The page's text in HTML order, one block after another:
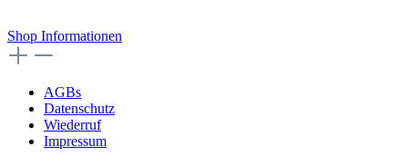
Shop Informationen
AGBs
Datenschutz
Wiederruf
Impressum